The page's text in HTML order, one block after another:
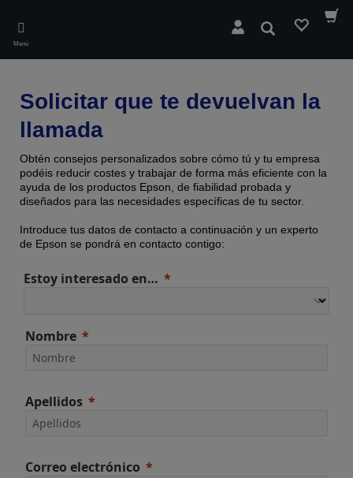
main
content
Menú
Buscar
Solicitar que te devuelvan la
llamada
Obtén consejos personalizados sobre cómo tú y tu empresa
podéis reducir costes y trabajar de forma más eficiente con la
ayuda de los productos Epson, de fiabilidad probada y
diseñados para las necesidades específicas de tu sector.
Introduce tus datos de contacto a continuación y un experto
de Epson se pondrá en contacto contigo:
Estoy interesado en…
Nombre
Apellidos
Correo electrónico